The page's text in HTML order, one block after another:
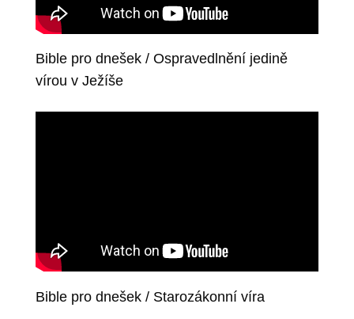
Bible pro dnešek / Ospravedlnění jedině
vírou v Ježíše
Bible pro dnešek / Starozákonní víra